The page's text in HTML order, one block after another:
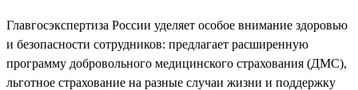
Главгосэкспертиза России уделяет особое внимание здоровью
и безопасности сотрудников: предлагает расширенную
программу добровольного медицинского страхования (ДМС),
льготное страхование на разные случаи жизни и поддержку